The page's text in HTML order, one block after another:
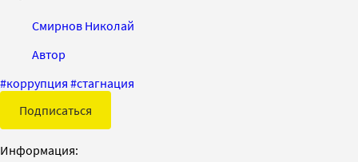
Смирнов Николай
Автор
#коррупция #стагнация
Подписаться
Информация: